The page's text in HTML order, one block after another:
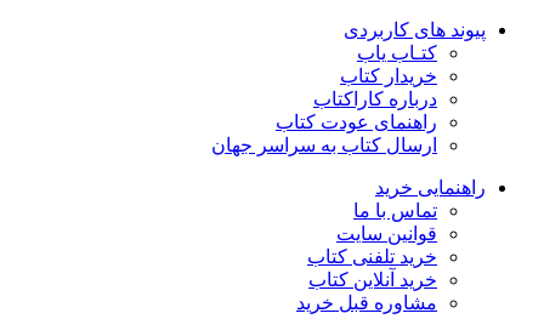
پیوند های کاربردی
کتـاب یاب
خریدار کتاب
درباره کاراکتاب
راهنمای عودت کتاب
ارسال کتاب به سراسر جهان
راهنمایی خرید
تماس با ما
قوانین سایت
خرید تلفنی کتاب
خرید آنلاین کتاب
مشاوره قبل خرید